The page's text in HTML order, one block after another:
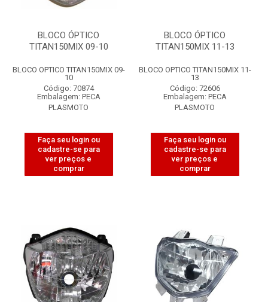
BLOCO ÓPTICO
TITAN150MIX 09-10
BLOCO OPTICO TITAN150MIX 09-
10
Código: 70874
Embalagem: PECA
PLASMOTO
Faça seu login ou
cadastre-se para
ver preços e
comprar
BLOCO ÓPTICO
TITAN150MIX 11-13
BLOCO OPTICO TITAN150MIX 11-
13
Código: 72606
Embalagem: PECA
PLASMOTO
Faça seu login ou
cadastre-se para
ver preços e
comprar